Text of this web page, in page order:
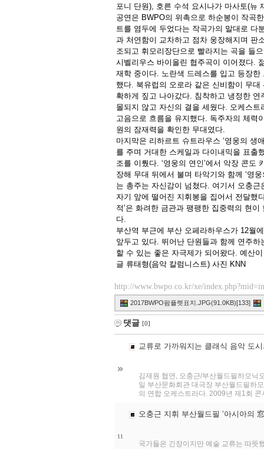
포니 단원), 호른 수석 요시나가 마사토(뉴
공연은 BWPO의 위촉으로 하순봉이 작곡
트를 염두에 두었다는 작곡가의 말대로 다
과 처연함이 교차하고 점차 웅장해지며 판
조되고 휘모리장단으로 빨라지는 곡을 들
시벨리우스 바이올린 협주곡이 이어졌다.
재학 중이다. 노란색 드레스를 입고 등장
했다. 북유럽의 오로라 같은 신비함이 무
확하게 짚고 나아갔다. 침착하고 냉정한
몰되지 않고 자신의 결을 세웠다. 오케스
고음으로 흐름을 유지했다. 독주자의 체력
원의 잠재력을 확인한 무대였다.
마지막은 리하르트 슈트라우스 ‘영웅의 생
를 주며 거대한 스케일과 다이내믹을 표출
조를 이뤘다. ‘영웅의 연인’에서 악장 콘
장해 무대 뒤에서 불며 타악기와 함께 ‘영
는 총주는 자신감이 넘쳤다. 여기서 오충
자기 앞에 떨어진 지휘봉을 집어서 전달했
적’은 화려한 금관과 팽팽한 집중력의 현
다.
부산역 부근에 부산 오페라하우스가 12월
앞두고 있다. 뛰어난 단원들과 함께 연주
할 수 있는 좋은 자극제가 되어왔다. 예산
글 류태형(음악 칼럼니스트) 사진 KNN
http://www.bwpo.co.kr/xe/
2017BWPO팜플렛표지.JPG(91.0KB)[133]
댓글 [0]
교류로 가까워지는 클래식 음악 도
김재원 협연, 오충근/부산월드필하모닉
일 부산문화회관 대극장 부산월드필하
의 연합 오케스트라다. 2009년 제1회 콘
11
오충근 지휘 부산월드필 ‘아시아의
국가들은 긴장이지만 예술 교류는 따뜻